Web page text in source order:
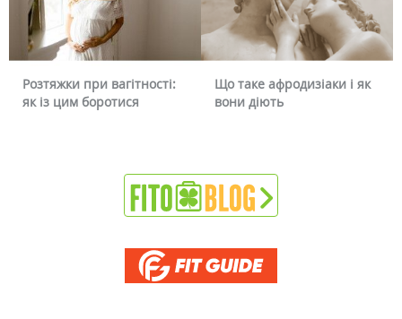
Розтяжки при вагітності:
як із цим боротися
Що таке афродизіаки і як
вони діють